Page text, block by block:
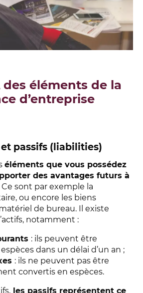
des éléments de la
d’entreprise
passifs (liabilities)
éléments que vous possédez
des avantages futurs à
Ce sont par exemple la
ou encore les biens
de bureau. Il existe
notamment :
: ils peuvent être
dans un délai d’un an ;
: ils ne peuvent pas être
convertis en espèces.
les passifs représentent ce